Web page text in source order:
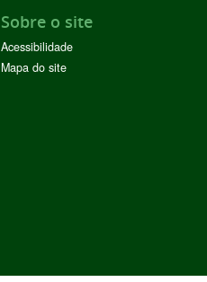
Sobre o site
Acessibilidade
Mapa do site